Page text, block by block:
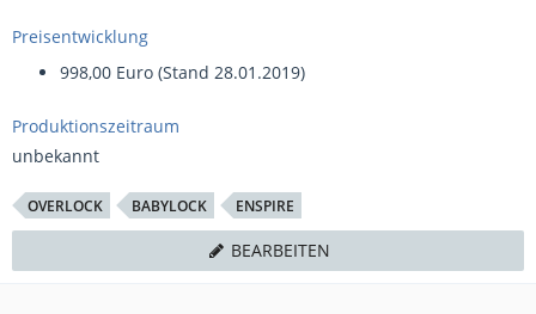
Preisentwicklung
998,00 Euro (Stand 28.01.2019)
Produktionszeitraum
unbekannt
OVERLOCK BABYLOCK ENSPIRE
BEARBEITEN